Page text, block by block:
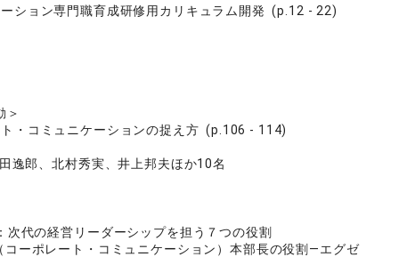
ション専門職育成研修用カリキュラム開発 (p.12 - 22)
＞
・コミュニケーションの捉え方 (p.106 - 114)
逸郎、北村秀実、井上邦夫ほか10名
代の経営リーダーシップを担う７つの役割
ーポレート・コミュニケーション）本部長の役割―エグゼ